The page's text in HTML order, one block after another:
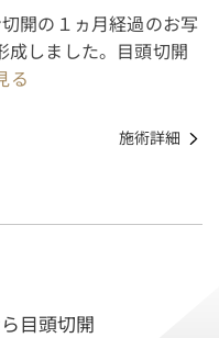
開の１ヵ月経過のお写
成しました。目頭切開
る
施術詳細
目頭切開